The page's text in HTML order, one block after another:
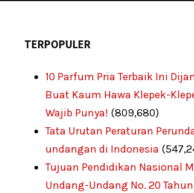
TERPOPULER
10 Parfum Pria Terbaik Ini
Buat Kaum Hawa Klepek-
Wajib Punya! (809,680)
Tata Urutan Peraturan
undangan di Indonesia
Tujuan Pendidikan Nasional
Undang-Undang No. 20